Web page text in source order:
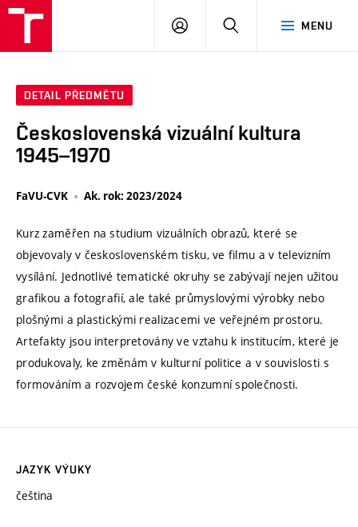
MENU
PŘIHLÁSIT
DETAIL PŘEDMĚTU
Československá vizuální kultura
1945–1970
FaVU-CVK Ak. rok: 2023/2024
Kurz zaměřen na studium vizuálních obrazů, které se
objevovaly v československém tisku, ve filmu a v televizním
vysílání. Jednotlivé tematické okruhy se zabývají nejen užitou
grafikou a fotografií, ale také průmyslovými výrobky nebo
plošnými a plastickými realizacemi ve veřejném prostoru.
Artefakty jsou interpretovány ve vztahu k institucím, které je
produkovaly, ke změnám v kulturní politice a v souvislosti s
formováním a rozvojem české konzumní společnosti.
JAZYK VÝUKY
čeština